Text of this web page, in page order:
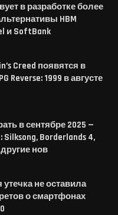
в разработке более
HBM
и SoftBank
Creed появятся в
Reverse: 1999 в августе
в сентябре 2025 —
Silksong, Borderlands 4,
нов
не оставила
о смартфонах